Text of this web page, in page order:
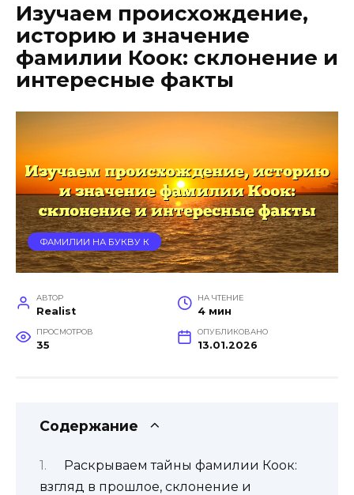
Изучаем происхождение,
историю и значение
фамилии Коок: склонение и
интересные факты
ФАМИЛИИ НА БУКВУ К
АВТОР
Realist
НА ЧТЕНИЕ
4 мин
ПРОСМОТРОВ
35
ОПУБЛИКОВАНО
13.01.2026
Содержание
Раскрываем тайны фамилии Коок:
взгляд в прошлое, склонение и